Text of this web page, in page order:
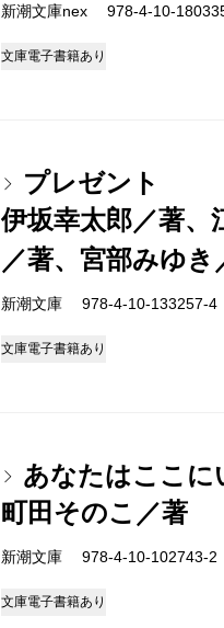
新潮文庫nex 978-4-10-
文庫電子書籍あり
プレゼント
伊坂幸太郎／著、
／著、宮部みゆ
新潮文庫 978-4-10-
文庫電子書籍あり
あなたはここに
町田そのこ／著
新潮文庫 978-4-10-
文庫電子書籍あり